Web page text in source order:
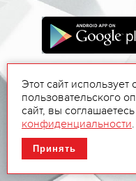
Этот сайт
пользовательского
сайт, вы
конфиденциальности.
Принять